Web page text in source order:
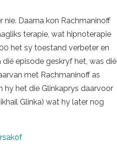
Daarna kon Rachmaninoff
terapie, wat hipnoterapie
het sy toestand verbeter en
episode geskryf het, was dié
met Rachmaninoff as
hy het die Glinkaprys daarvoor
Glinka) wat hy later nog